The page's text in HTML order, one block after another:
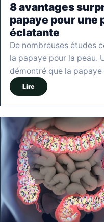
8 avantages
papaye pour une
éclatante
De nombreuses études
la papaye pour la peau.
démontré que la
Lire